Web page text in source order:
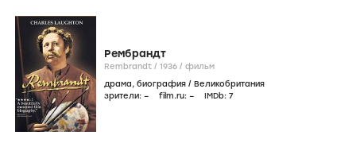
Рембрандт
Rembrandt / 1936 / фильм
драма, биография / Великобритания
зрители: – film.ru: – IMDb: 7